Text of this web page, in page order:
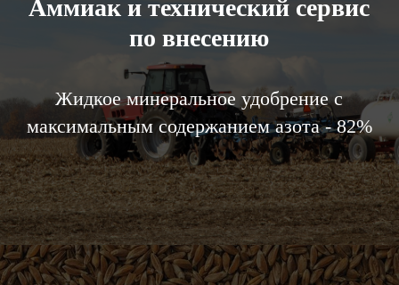
Аммиак и технический сервис
по внесению
Жидкое минеральное удобрение с
максимальным содержанием азота - 82%